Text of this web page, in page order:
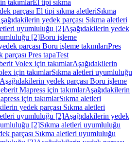
takımlarEl tipi sıkma
parçası El tipi sıkma aletleriSıkma
yedek parçası Sıkma aletleri
uyumluluğu [2]Aşağıdakilerin yedek
[2]Boru işleme
parçası Boru işleme takımlarıPres
Pres tapaTest
Volex için takımlarAşağıdakilerin
için takımlarSıkma aletleri uyumluluğu
Aşağıdakilerin yedek parçası Boru işleme
Mapress için takımlarAşağıdakilerin
için takımlarSıkma aletleri
yedek parçası Sıkma aletleri
uyumluluğu [2]Aşağıdakilerin yedek
[2]Sıkma aletleri uyumluluğu
parçası Sıkma aletleri uyumluluğu